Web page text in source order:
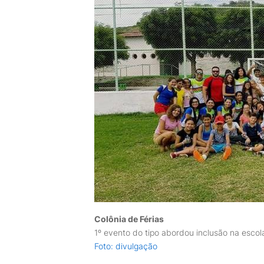
Colônia de Férias
1º evento do tipo abordou inclusão na
Foto: divulgação